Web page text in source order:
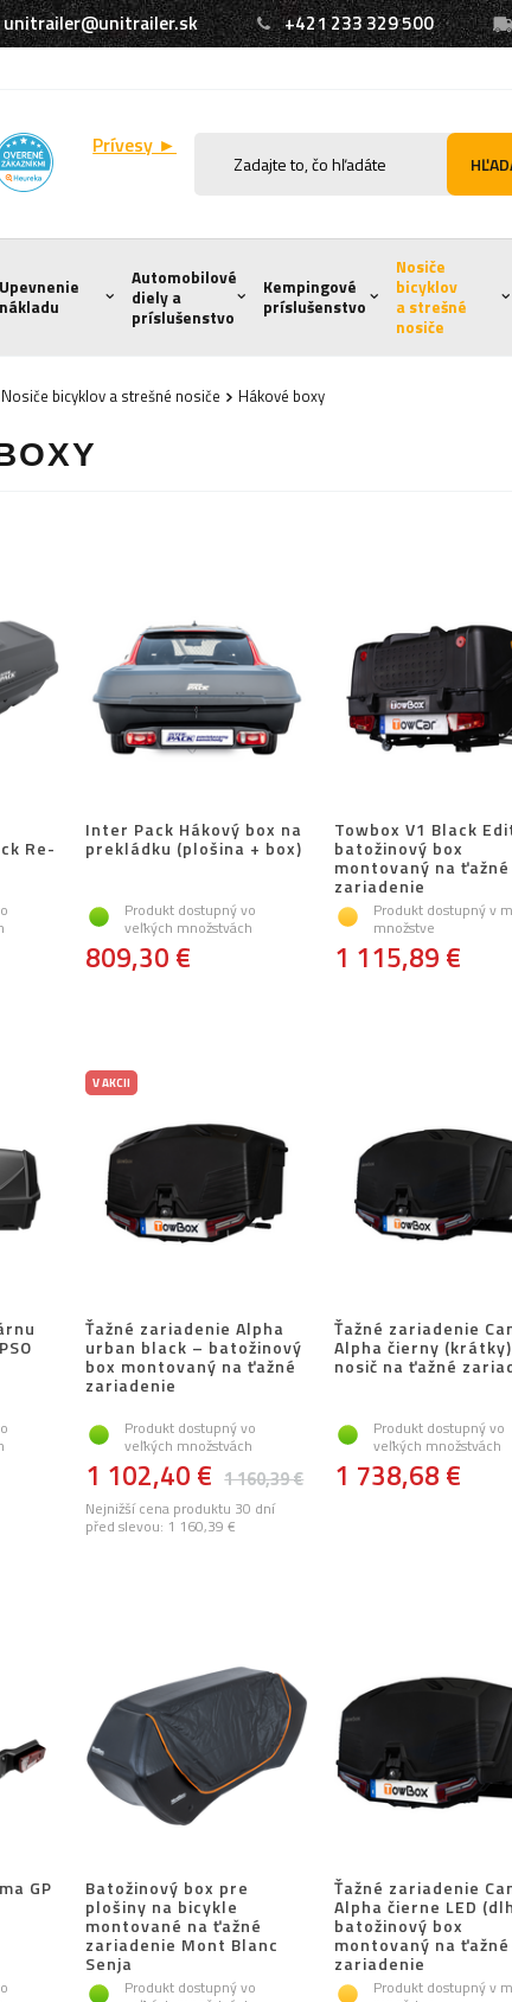
unitrailer@unitrailer.sk +421 233 329 500
Prívesy ►
Upevnenie
nákladu
Automobilové
diely a
príslušenstvo
Kempingové
príslušenstvo
Nosiče
bicyklov
a strešné
nosiče
Nosiče bicyklov a strešné nosiče Hákové boxy
Re-
Inter Pack Hákový box na
prekládku (plošina + box)
Produkt dostupný vo
veľkých množstvách
809,30 €
Towbox V1 Black
batožinový box
montovaný na ťažné
zariadenie
Produkt dostupný v
množstve
1 115,89 €
V AKCII
Ťažné zariadenie Alpha
urban black – batožinový
box montovaný na ťažné
zariadenie
Produkt dostupný vo
veľkých množstvách
1 160,39 €
1 102,40 €
Nejnižší cena produktu 30 dní
před slevou: 1 160,39 €
Ťažné zariadenie
Alpha čierny
nosič na ťažné
Produkt dostupný vo
veľkých množstvách
1 738,68 €
GP Batožinový box pre
plošiny na bicykle
montované na ťažné
zariadenie Mont Blanc
Senja
Produkt dostupný vo
Ťažné zariadenie
Alpha čierne LED
batožinový box
montovaný na ťažné
zariadenie
Produkt dostupný v